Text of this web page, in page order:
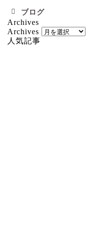
ブログ
Archives
Archives
人気記事